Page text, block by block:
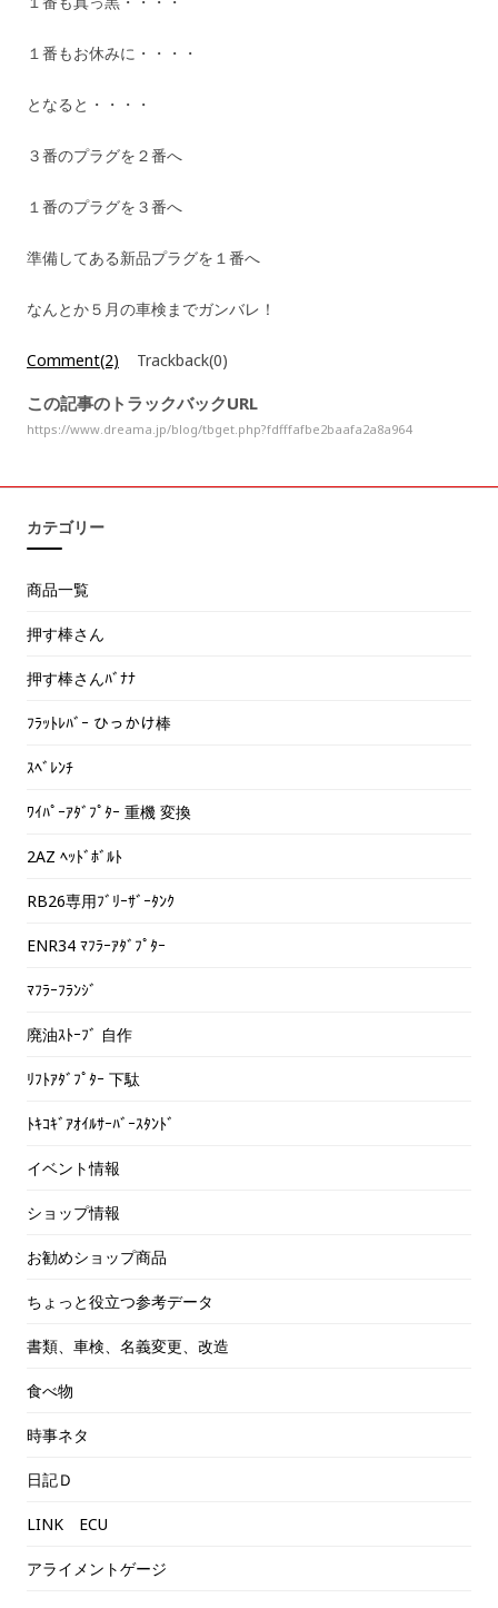
１番もお休みに・・・・
となると・・・・
３番のプラグを２番へ
１番のプラグを３番へ
準備してある新品プラグを１番へ
なんとか５月の車検までガンバレ！
Comment(2) Trackback(0)
この記事のトラックバックURL
https://www.dreama.jp/blog/tbget.php?fdfffafbe2baafa2a8a964
カテゴリー
商品一覧
押す棒さん
押す棒さんﾊﾞﾅﾅ
ﾌﾗｯﾄﾚﾊﾞｰ ひっかけ棒
ｽﾍﾞﾚﾝﾁ
ﾜｲﾊﾟｰｱﾀﾞﾌﾟﾀｰ 重機 変換
2AZ ﾍｯﾄﾞﾎﾞﾙﾄ
RB26専用ﾌﾞﾘｰｻﾞｰﾀﾝｸ
ENR34 ﾏﾌﾗｰｱﾀﾞﾌﾟﾀｰ
ﾏﾌﾗｰﾌﾗﾝｼﾞ
廃油ｽﾄｰﾌﾞ 自作
ﾘﾌﾄｱﾀﾞﾌﾟﾀｰ 下駄
ﾄｷｺｷﾞｱｵｲﾙｻｰﾊﾞｰｽﾀﾝﾄﾞ
イベント情報
ショップ情報
お勧めショップ商品
ちょっと役立つ参考データ
書類、車検、名義変更、改造
食べ物
時事ネタ
日記Ｄ
LINK ECU
アライメントゲージ